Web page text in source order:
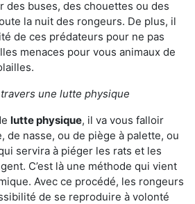
des buses, des chouettes ou des
la nuit des rongeurs. De plus, il
de ces prédateurs pour ne pas
menaces pour vous animaux de
une lutte physique
lutte physique, il va vous falloir
de nasse, ou de piège à palette, ou
servira à piéger les rats et les
C’est là une méthode qui vient
Avec ce procédé, les rongeurs
de se reproduire à volonté